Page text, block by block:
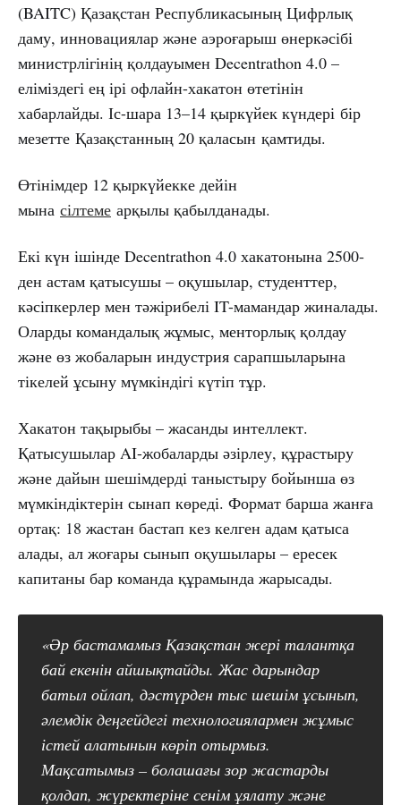
(BAITC) Қазақстан Республикасының Цифрлық
даму, инновациялар және аэроғарыш өнеркәсібі
министрлігінің қолдауымен Decentrathon 4.0 –
еліміздегі ең ірі офлайн-хакатон өтетінін
хабарлайды. Іс-шара 13–14 қыркүйек күндері бір
мезетте Қазақстанның 20 қаласын қамтиды.
Өтінімдер 12 қыркүйекке дейін
мына сілтеме арқылы қабылданады.
Екі күн ішінде Decentrathon 4.0 хакатонына 2500-
ден астам қатысушы – оқушылар, студенттер,
кәсіпкерлер мен тәжірибелі IT-мамандар жиналады.
Оларды командалық жұмыс, менторлық қолдау
және өз жобаларын индустрия сарапшыларына
тікелей ұсыну мүмкіндігі күтіп тұр.
Хакатон тақырыбы – жасанды интеллект.
Қатысушылар AI-жобаларды әзірлеу, құрастыру
және дайын шешімдерді таныстыру бойынша өз
мүмкіндіктерін сынап көреді. Формат барша жанға
ортақ: 18 жастан бастап кез келген адам қатыса
алады, ал жоғары сынып оқушылары – ересек
капитаны бар команда құрамында жарысады.
«Әр бастамамыз Қазақстан жері талантқа
бай екенін айшықтайды. Жас дарындар
батыл ойлап, дәстүрден тыс шешім ұсынып,
әлемдік деңгейдегі технологиялармен жұмыс
істей алатынын көріп отырмыз.
Мақсатымыз – болашағы зор жастарды
қолдап, жүректеріне сенім ұялату және